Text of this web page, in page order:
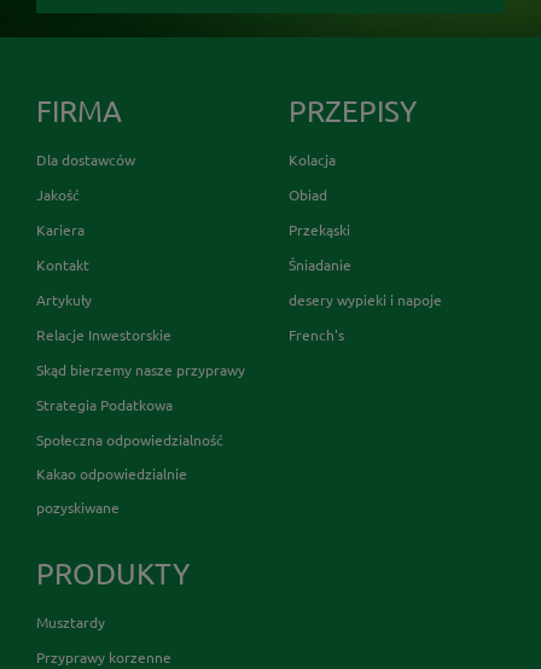
FIRMA
Dla dostawców
Jakość
Kariera
Kontakt
Artykuły
Relacje Inwestorskie
Skąd bierzemy nasze przyprawy
Strategia Podatkowa
Społeczna odpowiedzialność
Kakao odpowiedzialnie
pozyskiwane
PRZEPISY
Kolacja
Obiad
Przekąski
Śniadanie
desery wypieki i napoje
French's
PRODUKTY
Musztardy
Przyprawy korzenne